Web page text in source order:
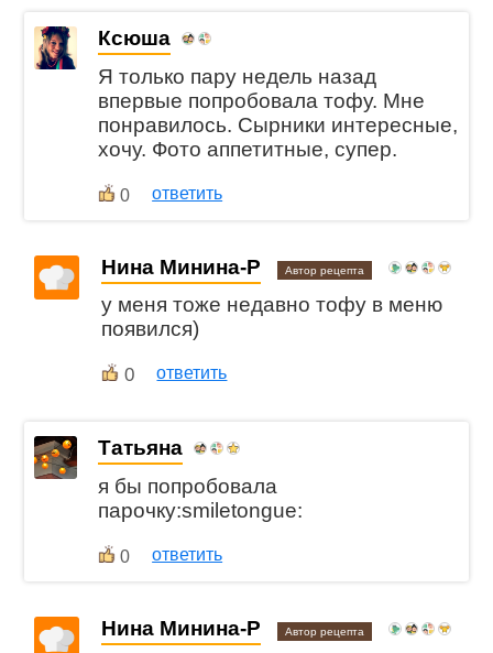
Ксюша
Я только пару недель назад
впервые попробовала тофу. Мне
понравилось. Сырники интересные,
хочу. Фото аппетитные, супер.
0 ответить
Нина Минина-Р Автор рецепта
у меня тоже недавно тофу в меню
появился)
0 ответить
Татьяна
я бы попробовала
парочку:smiletongue:
0 ответить
Нина Минина-Р Автор рецепта